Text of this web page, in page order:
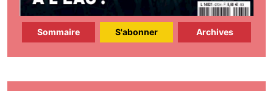
Sommaire S'abonner Archives